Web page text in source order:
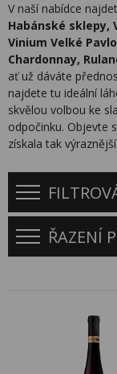
V naší nabídce
Habánské sklepy,
Vinium Velké
Chardonnay,
ať už dáváte
najdete tu ideální
skvělou volbou ke
odpočinku. Objevte
získala tak
ŘAZENÍ